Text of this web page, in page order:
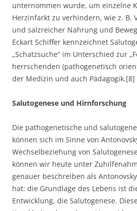
unternommen wurde, um einzelne
Herzinfarkt zu verhindern, wie z. B.
und salzreicher Nahrung und
Eckart Schiffer kennzeichnet
„Schatzsuche“ im Unterschied zur
herrschenden (pathogenetisch
der Medizin und auch Pädagogik.[8]
Salutogenese und Hirnforschung
Die pathogenetische und
können sich im Sinne von
Wechselbeziehung von
können wir heute unter
genauer beschreiben als
hat: die Grundlage des Lebens ist
Entwicklung, die Salutogenese.